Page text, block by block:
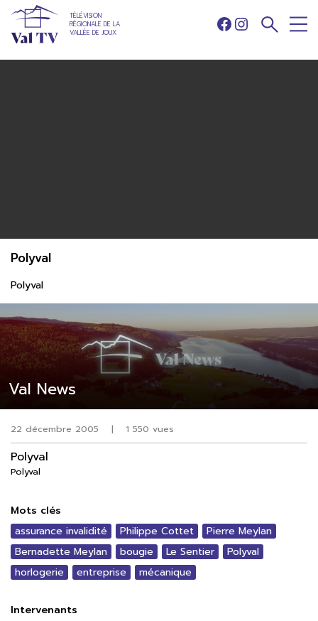
TÉLÉVISION
RÉGIONALE DE LA
VALLÉE DE JOUX
Facebook
Instagram
Val News
22 décembre 2005 | 1 550 vues
Polyval
Polyval
Mots clés
assurance invalidité Philippe Cottet
Pierre Meylan
Bernadette Meylan
bougie Le Sentier
Polyval
horlogerie
entreprise mécanique
Intervenants
Polyval
Polyval